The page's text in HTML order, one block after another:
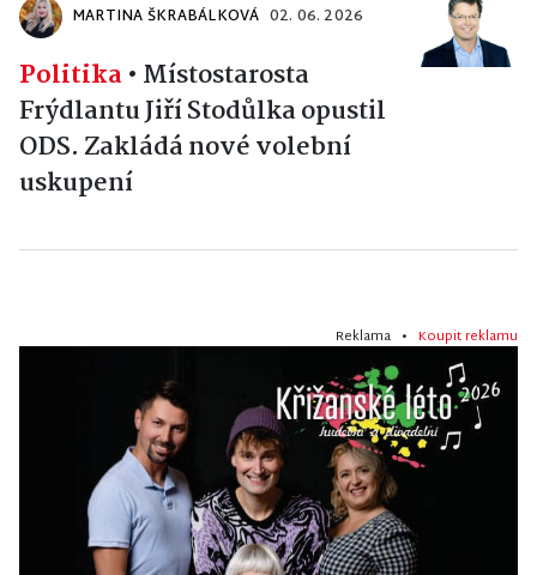
MARTINA ŠKRABÁLKOVÁ 02. 06. 2026
Politika• Místostarosta
Frýdlantu Jiří Stodůlka opustil
ODS. Zakládá nové volební
uskupení
Reklama • Koupit reklamu